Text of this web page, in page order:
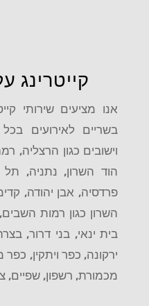
קייטרינג
אנו מציעים שירותי
בשריים לאירועים
וישובים כגון הרצליה,
הוד השרון, נתניה, תל
פרדסיה, אבן יהודה,
השרון כגון רמות
בית ינאי, בני דרור,
ירקונה, כפר ויתקין,
מכמורת, רשפון, שפיים,